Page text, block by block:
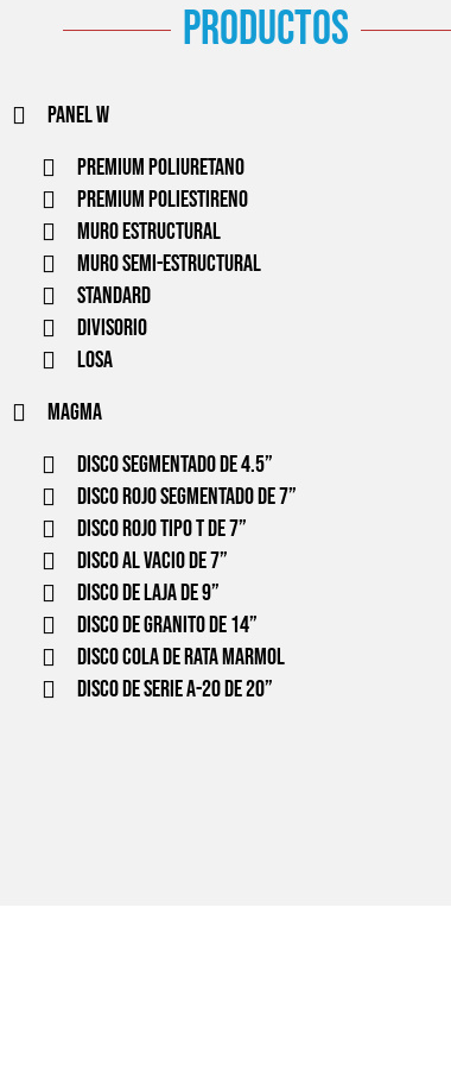
productos
Panel w
PREMIUM POLIURETANO
PREMIUM POLIESTIRENO
MURO ESTRUCTURAL
MURO SEMI-ESTRUCTURAL
STANDARD
DIVISORIO
LOSA
Magma
Disco segmentado de 4.5”
Disco Rojo segmentado de 7”
Disco rojo tipo T de 7”
Disco al vacio de 7”
Disco de laja de 9”
Disco de granito de 14”
Disco cola de rata Marmol
Disco de serie A-20 de 20”